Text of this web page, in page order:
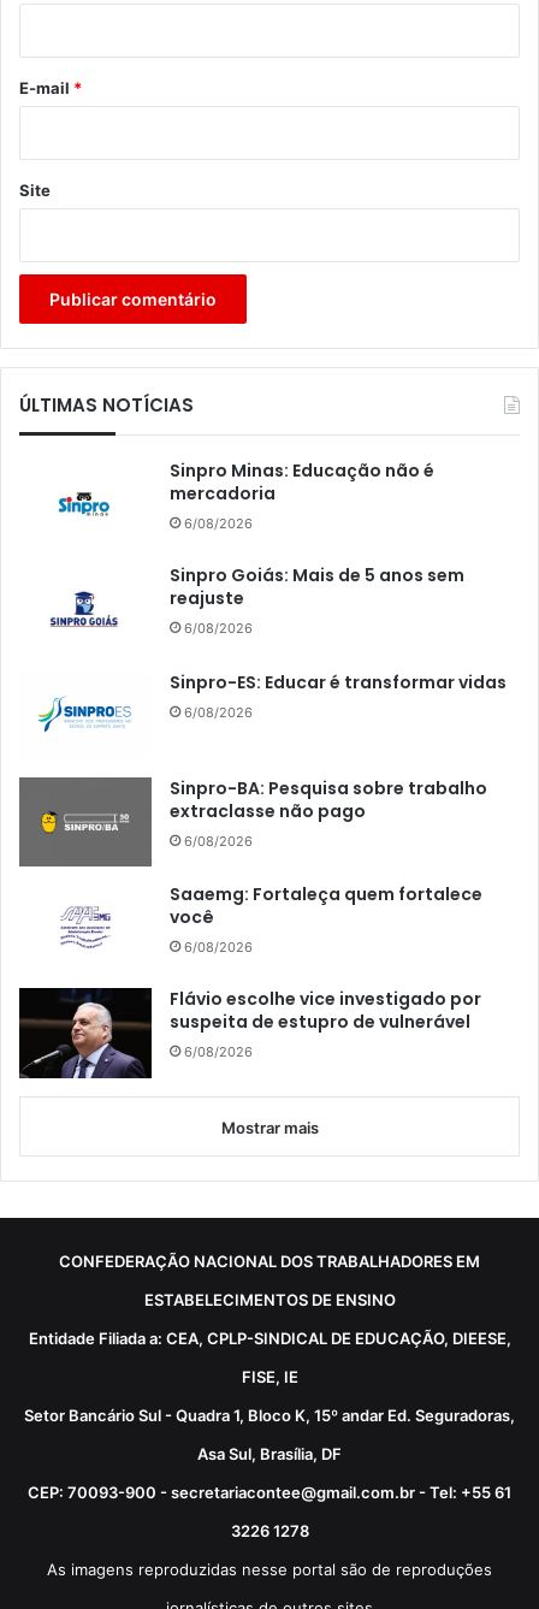
*
E-mail *
Site
ÚLTIMAS NOTÍCIAS
Sinpro Minas: Educação não é
mercadoria
6/08/2026
Sinpro Goiás: Mais de 5 anos sem
reajuste
6/08/2026
Sinpro-ES: Educar é transformar vidas
6/08/2026
Sinpro-BA: Pesquisa sobre trabalho
extraclasse não pago
6/08/2026
Saaemg: Fortaleça quem fortalece
você
6/08/2026
Flávio escolhe vice investigado por
suspeita de estupro de vulnerável
6/08/2026
Mostrar mais
CONFEDERAÇÃO NACIONAL DOS TRABALHADORES EM
ESTABELECIMENTOS DE ENSINO
Entidade Filiada a: CEA, CPLP-SINDICAL DE EDUCAÇÃO, DIEESE,
FISE, IE
Setor Bancário Sul - Quadra 1, Bloco K, 15º andar Ed. Seguradoras,
Asa Sul, Brasília, DF
CEP: 70093-900 - secretariacontee@gmail.com.br - Tel: +55 61
3226 1278
As imagens reproduzidas nesse portal são de reproduções